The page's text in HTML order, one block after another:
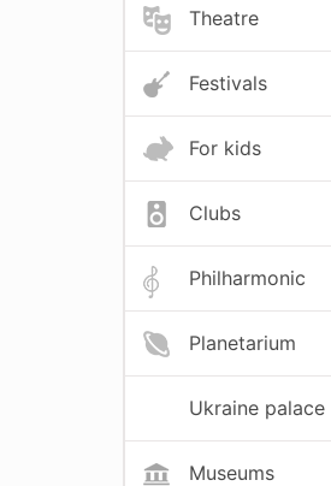
Theatre
Festivals
For kids
Clubs
Philharmonic
Planetarium
Ukraine palace
Museums